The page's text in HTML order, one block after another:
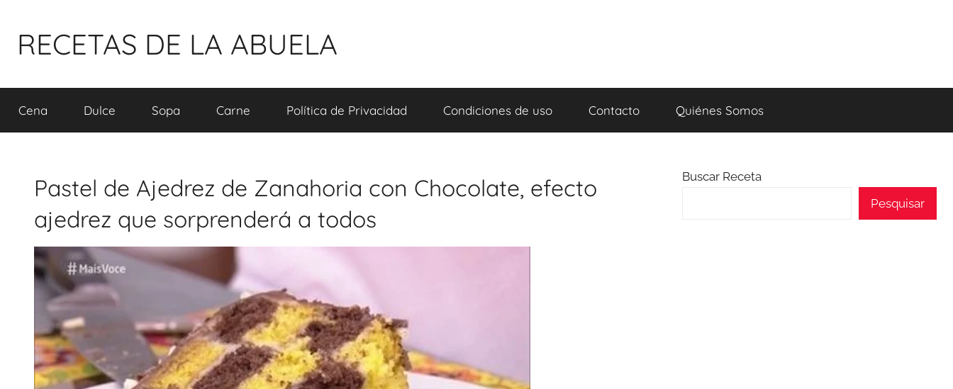
RECETAS DE LA ABUELA
Cena Dulce Sopa Carne Política de Privacidad Condiciones de uso Contacto Quiénes Somos
Pastel de Ajedrez de Zanahoria con Chocolate, efecto
ajedrez que sorprenderá a todos
Buscar Receta
Pesquisar